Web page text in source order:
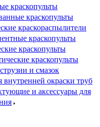
краскопульты
краскопульты
краскораспылители
краскопульты
краскопульты
краскопульты
и смазок
внутренней окраски труб
и аксессуары для